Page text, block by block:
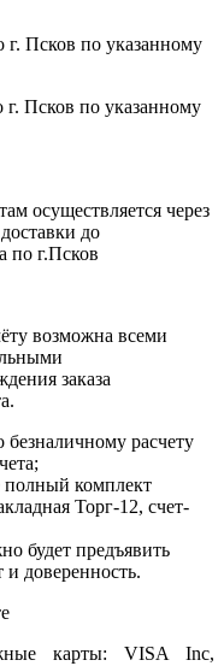
г. Псков по указанному
г. Псков по указанному
осуществляется через
до
по г.Псков
возможна всеми
заказа
безналичному расчету
полный комплект
Торг-12, счет-
будет предъявить
доверенность.
карты: VISA Inc,